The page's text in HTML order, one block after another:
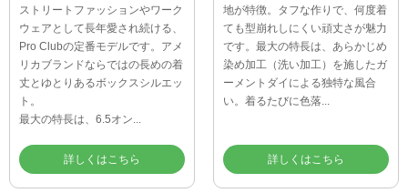
ストリートファッションやワーク
ウェアとして長年愛され続ける、
Pro Clubの定番モデルです。アメ
リカブランドならではの長めの着
丈とゆとりあるボックスシルエッ
ト。
最大の特長は、6.5オン...
詳しくはこちら
地が特徴。タフな作りで、何度着
ても型崩れしにくい頑丈さが魅力
です。最大の特長は、あらかじめ
染め加工（洗い加工）を施したガ
ーメントダイによる独特な風合
い。着るたびに色落...
詳しくはこちら